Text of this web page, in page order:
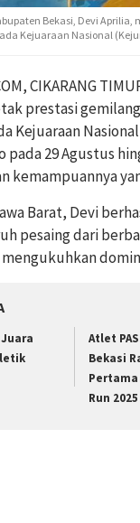
Bekasi, Devi
Kejuaraan Nasional
CIKARANG
prestasi
Kejuaraan
pada 29 Agustus
kemampuannya
Barat, Devi
pesaing dari
Atlet
Bekasi
Run 2025